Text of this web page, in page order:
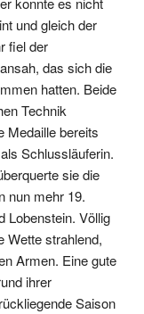
und gleich der
fiel der
das sich die
hatten. Beide
Technik
Medaille bereits
Schlussläuferin.
sie die
nun mehr 19.
Lobenstein. Völlig
Wette strahlend,
Armen. Eine gute
ihrer
Saison